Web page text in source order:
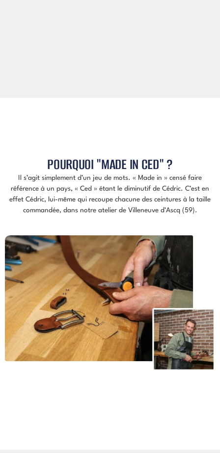
POURQUOI "MADE IN CED" ?
Il s’agit simplement d’un jeu de mots. « Made in » censé faire
référence à un pays, « Ced » étant le diminutif de Cédric. C’est en
effet Cédric, lui-même qui recoupe chacune des ceintures à la taille
commandée, dans notre atelier de Villeneuve d’Ascq (59).